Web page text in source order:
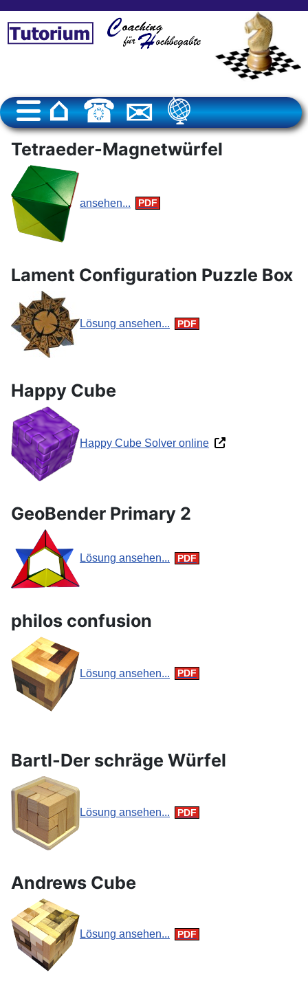
Tetraeder-Magnetwürfel
ansehen...
Lament Configuration Puzzle Box
Lösung ansehen...
Happy Cube
Happy Cube Solver online
GeoBender Primary 2
Lösung ansehen...
philos confusion
Lösung ansehen...
Bartl-Der schräge Würfel
Lösung ansehen...
Andrews Cube
Lösung ansehen...